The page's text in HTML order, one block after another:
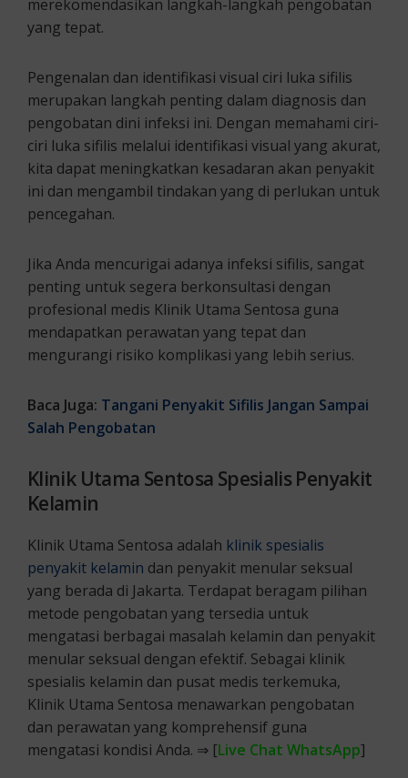
merekomendasikan langkah-langkah pengobatan
yang tepat.
Pengenalan dan identifikasi visual ciri luka sifilis
merupakan langkah penting dalam diagnosis dan
pengobatan dini infeksi ini. Dengan memahami ciri-
ciri luka sifilis melalui identifikasi visual yang akurat,
kita dapat meningkatkan kesadaran akan penyakit
ini dan mengambil tindakan yang di perlukan untuk
pencegahan.
Jika Anda mencurigai adanya infeksi sifilis, sangat
penting untuk segera berkonsultasi dengan
profesional medis Klinik Utama Sentosa guna
mendapatkan perawatan yang tepat dan
mengurangi risiko komplikasi yang lebih serius.
Baca Juga: Tangani Penyakit Sifilis Jangan Sampai
Salah Pengobatan
Klinik Utama Sentosa Spesialis Penyakit
Kelamin
Klinik Utama Sentosa adalah klinik spesialis
penyakit kelamin dan penyakit menular seksual
yang berada di Jakarta. Terdapat beragam pilihan
metode pengobatan yang tersedia untuk
mengatasi berbagai masalah kelamin dan penyakit
menular seksual dengan efektif. Sebagai klinik
spesialis kelamin dan pusat medis terkemuka,
Klinik Utama Sentosa menawarkan pengobatan
dan perawatan yang komprehensif guna
mengatasi kondisi Anda. ⇒ [Live Chat WhatsApp]